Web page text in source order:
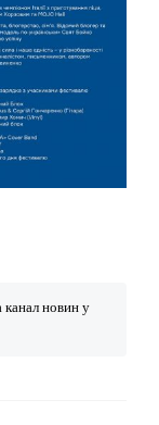
канал новин у